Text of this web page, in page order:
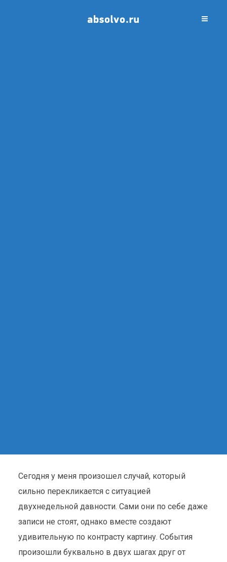
Сегодня у меня произошел случай, который
сильно перекликается с ситуацией
двухнедельной давности. Сами они по себе даже
записи не стоят, однако вместе создают
удивительную по контрасту картину. События
произошли буквально в двух шагах друг от